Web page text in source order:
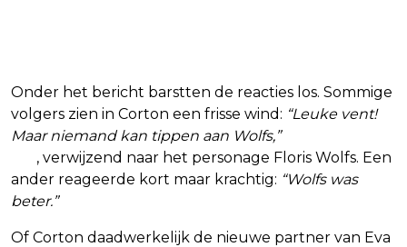
Onder het bericht barstten de reacties los. Sommige
volgers zien in Corton een frisse wind: “Leuke vent!
Maar niemand kan tippen aan Wolfs,”
, verwijzend naar het personage Floris Wolfs. Een
ander reageerde kort maar krachtig: “Wolfs was
beter.”
Of Corton daadwerkelijk de nieuwe partner van Eva